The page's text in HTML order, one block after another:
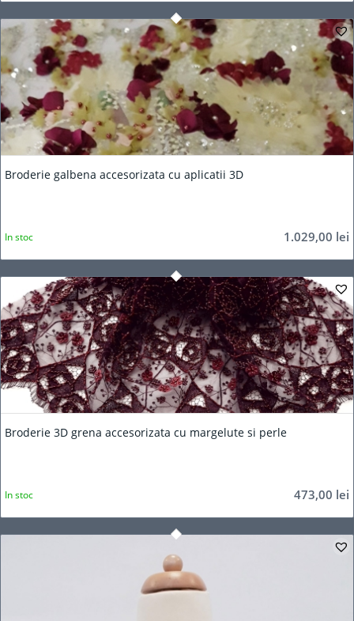
Broderie galbena accesorizata cu aplicatii 3D
1.029,00 lei
In stoc
Broderie 3D grena accesorizata cu margelute si perle
473,00 lei
In stoc